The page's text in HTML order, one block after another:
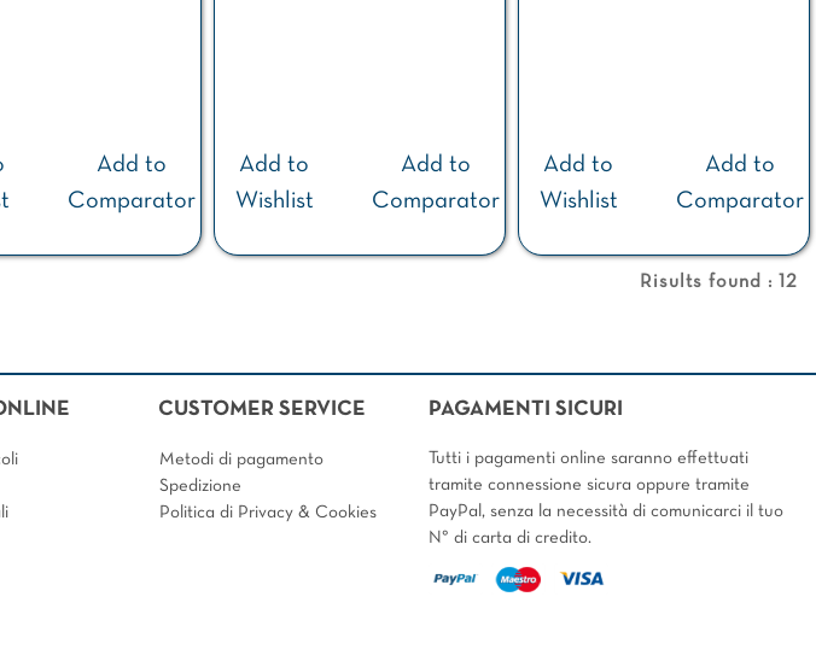
Add to
Comparator
Add to
Wishlist
Add to
Comparator
Add to
Wishlist
Add to
Comparator
Risults found : 12
CUSTOMER SERVICE
Metodi di pagamento
Spedizione
Politica di Privacy & Cookies
PAGAMENTI SICURI
Tutti i pagamenti online saranno effettuati
tramite connessione sicura oppure tramite
PayPal, senza la necessità di comunicarci il tuo
N° di carta di credito.